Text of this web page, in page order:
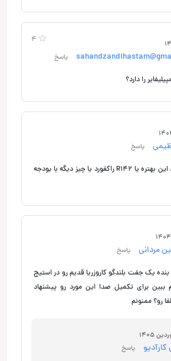
4
پاسخ
را دارد؟
پاسخ
برای استیج جلو پراید این بهتره یا R142 راکفورد یا چیز دیگه با بودجه
مردانی پاسخ
یک جفت بلندگو کاروزریا قدیم رو در استیج
برای تکمیل صدا این مورد رو پیشنهاد
رو؟ ممنونم
کارآدیو پاسخ